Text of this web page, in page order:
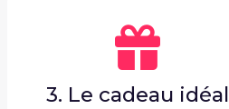
3. Le cadeau idéal